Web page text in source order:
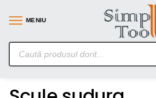
MENIU
SimpleTools.ro – Gasesti
Prima pagină
Scule sudura